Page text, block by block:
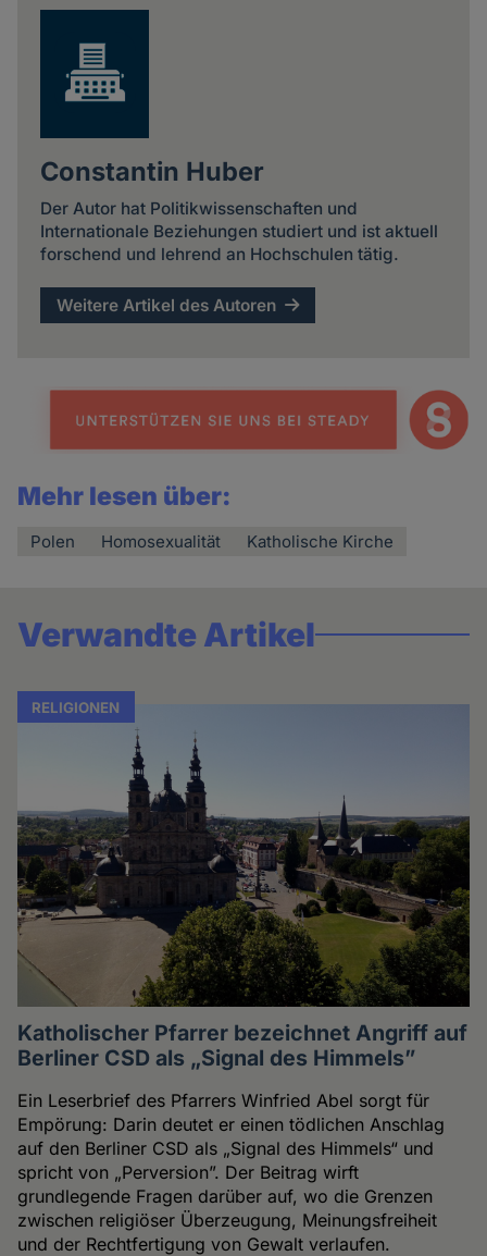
Constantin Huber
Der Autor hat Politikwissenschaften und
Internationale Beziehungen studiert und ist aktuell
forschend und lehrend an Hochschulen tätig.
Weitere Artikel des Autoren
Mehr lesen über:
Polen Homosexualität Katholische Kirche
Verwandte Artikel
RELIGIONEN
Katholischer Pfarrer bezeichnet Angriff auf
Berliner CSD als „Signal des Himmels”
Ein Leserbrief des Pfarrers Winfried Abel sorgt für
Empörung: Darin deutet er einen tödlichen Anschlag
auf den Berliner CSD als „Signal des Himmels“ und
spricht von „Perversion”. Der Beitrag wirft
grundlegende Fragen darüber auf, wo die Grenzen
zwischen religiöser Überzeugung, Meinungsfreiheit
und der Rechtfertigung von Gewalt verlaufen.